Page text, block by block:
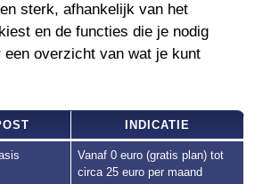
sterk, afhankelijk van het
en de functies die je nodig
een overzicht van wat je kunt
INDICATIE
Vanaf 0 euro (gratis plan) tot
circa 25 euro per maand